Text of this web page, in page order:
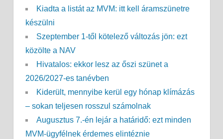
Kiadta a listát az MVM: itt kell áramszünetre
készülni
Szeptember 1-től kötelező változás jön: ezt
közölte a NAV
Hivatalos: ekkor lesz az őszi szünet a
2026/2027-es tanévben
Kiderült, mennyibe kerül egy hónap klímázás
– sokan teljesen rosszul számolnak
Augusztus 7.-én lejár a határidő: ezt minden
MVM-ügyfélnek érdemes elintéznie